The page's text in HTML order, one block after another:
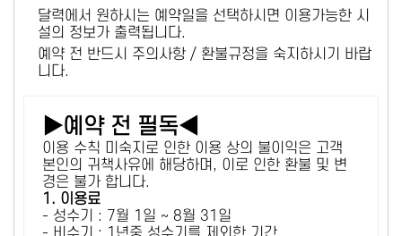
달력에서 원하시는 예약일을 선택하시면 이용가능한 시
설의 정보가 출력됩니다.
예약 전 반드시 주의사항 / 환불규정을 숙지하시기 바랍
니다.
▶예약 전 필독◀
이용 수칙 미숙지로 인한 이용 상의 불이익은 고객
본인의 귀책사유에 해당하며, 이로 인한 환불 및 변
경은 불가 합니다.
1. 이용료
- 성수기 : 7월 1일 ~ 8월 31일